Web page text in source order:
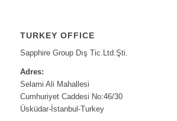
TURKEY OFFICE
Sapphire Group Dış Tic.Ltd.Şti.
Adres:
Selami Ali Mahallesi
Cumhuriyet Caddesi No:46/30
Üsküdar-İstanbul-Turkey